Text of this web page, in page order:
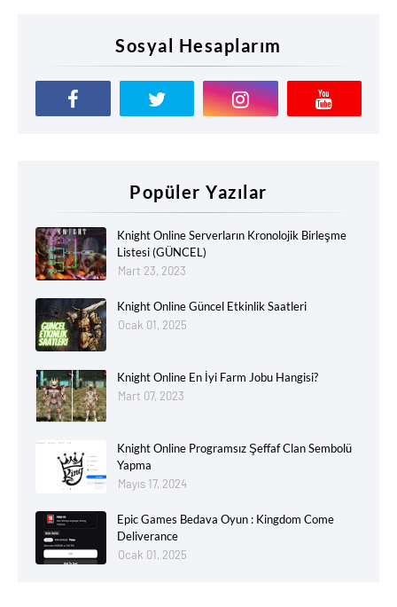
Sosyal Hesaplarım
Popüler Yazılar
Knight Online Serverların Kronolojik Birleşme
Listesi (GÜNCEL)
Mart 23, 2023
Knight Online Güncel Etkinlik Saatleri
Ocak 01, 2025
Knight Online En İyi Farm Jobu Hangisi?
Mart 07, 2023
Knight Online Programsız Şeffaf Clan Sembolü
Yapma
Mayıs 17, 2024
Epic Games Bedava Oyun : Kingdom Come
Deliverance
Ocak 01, 2025